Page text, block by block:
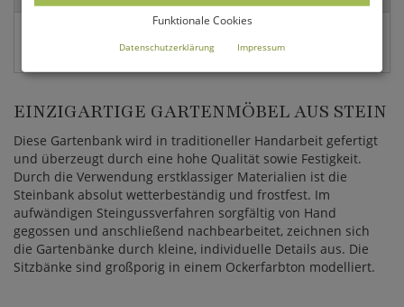
EINZIGARTIGE GARTENMÖBEL AUS STEIN
Diese Gartenbank wird in traditioneller Handarbeit gefertigt
und überzeugt durch eine hohe Qualität sowie Festigkeit.
Durch die Verwendung erstklassiger Materialien ist die
Steinbank absolut wetterbeständig und frostfest. Im
aufwändigen Steingussverfahren sorgfältig von Hand
gegossen und anschließend nachbearbeitet, zeichnen sich
die Gartenbänke durch kleine, individuelle Details aus. Die
Sitzbänke sind großporig in einem Ockerfarbton modelliert.
Funktionale Cookies
Datenschutzerklärung Impressum